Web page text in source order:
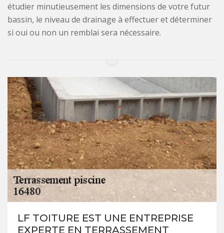
étudier minutieusement les dimensions de votre futur
bassin, le niveau de drainage à effectuer et déterminer
si oui ou non un remblai sera nécessaire.
LF TOITURE EST UNE ENTREPRISE
EXPERTE EN TERRASSEMENT